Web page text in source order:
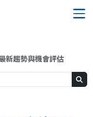
新趨勢與機會評估